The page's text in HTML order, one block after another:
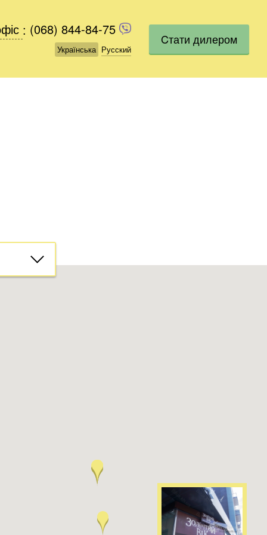
(068) 844-84-75
Українська Русский
: (068) 844-84-75
Українська Русский
Cтати дилером
Безкоштовно.